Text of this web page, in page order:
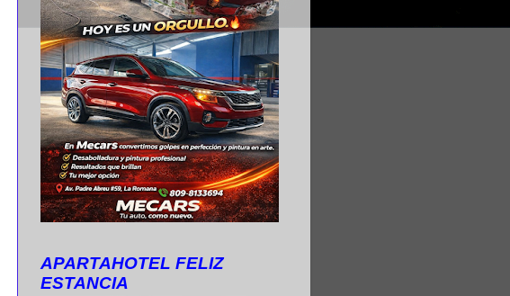
APARTAHOTEL FELIZ
ESTANCIA